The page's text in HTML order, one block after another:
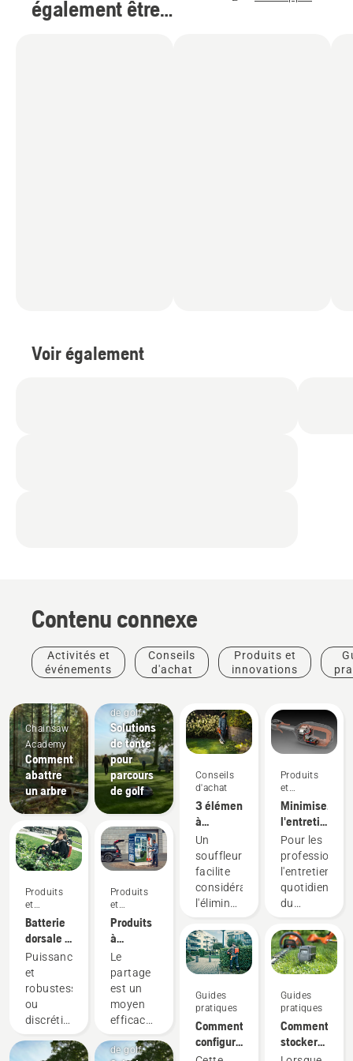
également être
Voir également
Contenu connexe
Activités et
événements
Conseils
d'achat
Produits et
innovations
Chainsaw
Academy
Comment
abattre
un arbre
Produits
et
innovations
Batterie
dorsale :
Une
révolution
pour les
outils
électriques
sur
Puissance
et
robustesse,
ou
discrétion
durabilité ?
de golf
Solutions
de tonte
pour
parcours
de golf
Produits
et
innovations
Produits
à
batterie
à
partager
via des
cabanes
numériques
Le
partage
est un
moyen
efficace
responsable
de golf
Conseils
d'achat
3 éléments
à
prendre
en
compte
lors de
l'achat
souffleur
de
feuilles
Un
souffleur
facilite
considérablement
l'élimination
feuilles,
de
l'herbe et
déchets
de
coupe.
Mais de
Guides
pratiques
Comment
configurer
et
Produits
et
innovations
Minimisez
l'entretien
grâce
aux
outils à
batterie
Pour les
l'entretien
quotidien
du
est l'une
de ces
tâches
qui
peuvent
perturber
leur
Guides
pratiques
Comment
stocker
votre